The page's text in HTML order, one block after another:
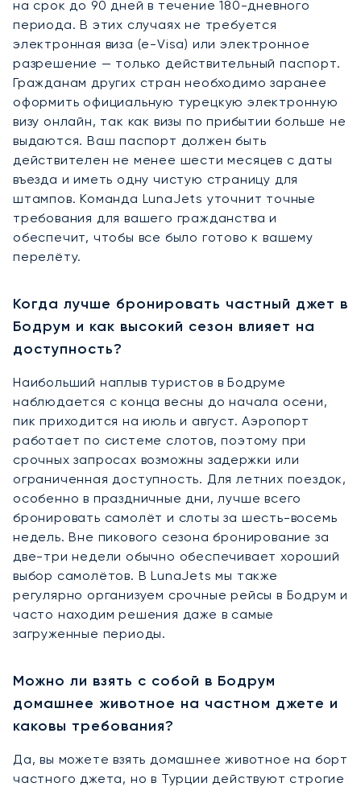
на срок до 90 дней в течение 180-дневного
периода. В этих случаях не требуется
электронная виза (e-Visa) или электронное
разрешение — только действительный паспорт.
Гражданам других стран необходимо заранее
оформить официальную турецкую электронную
визу онлайн, так как визы по прибытии больше не
выдаются. Ваш паспорт должен быть
действителен не менее шести месяцев с даты
въезда и иметь одну чистую страницу для
штампов. Команда LunaJets уточнит точные
требования для вашего гражданства и
обеспечит, чтобы все было готово к вашему
перелёту.
Когда лучше бронировать частный джет в
Бодрум и как высокий сезон влияет на
доступность?
Наибольший наплыв туристов в Бодруме
наблюдается с конца весны до начала осени,
пик приходится на июль и август. Аэропорт
работает по системе слотов, поэтому при
срочных запросах возможны задержки или
ограниченная доступность. Для летних поездок,
особенно в праздничные дни, лучше всего
бронировать самолёт и слоты за шесть-восемь
недель. Вне пикового сезона бронирование за
две-три недели обычно обеспечивает хороший
выбор самолётов. В LunaJets мы также
регулярно организуем срочные рейсы в Бодрум и
часто находим решения даже в самые
загруженные периоды.
Можно ли взять с собой в Бодрум
домашнее животное на частном джете и
каковы требования?
Да, вы можете взять домашнее животное на борт
частного джета, но в Турции действуют строгие